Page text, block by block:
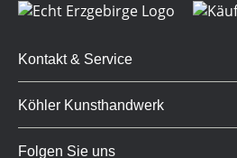
Kontakt & Service
Köhler Kunsthandwerk
Folgen Sie uns